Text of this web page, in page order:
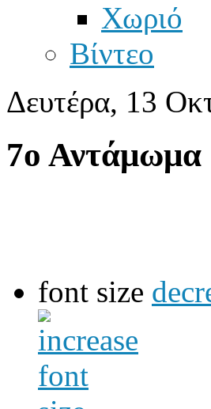
Χωριό
Βίντεο
Δευτέρα, 13
7ο Αντάμωμα
font size